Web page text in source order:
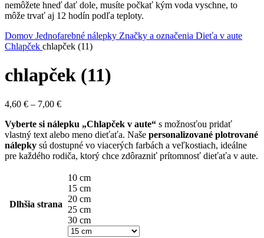
nemôžete hneď dať dole, musíte počkať kým voda vyschne, to
môže trvať aj 12 hodín podľa teploty.
Domov Jednofarebné nálepky Značky a označenia Dieťa v aute
Chlapček chlapček (11)
chlapček (11)
4,60 € – 7,00 €Price
4,60 €
through
7,00 €
Vyberte si nálepku „Chlapček v aute“ s možnosťou pridať
vlastný text alebo meno dieťaťa. Naše personalizované plotrované
nálepky sú dostupné vo viacerých farbách a veľkostiach, ideálne
pre každého rodiča, ktorý chce zdôrazniť prítomnosť dieťaťa v aute.
Dlhšia strana
10 cm
15 cm
20 cm
25 cm
30 cm